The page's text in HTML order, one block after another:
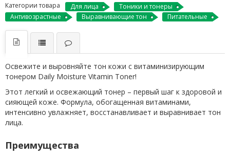
Категории товара Для лица
Тоники и тонеры
Антивозрастные
Выравнивающие тон Питательные
Освежите и выровняйте тон кожи с витаминизирующим
тонером Daily Moisture Vitamin Toner!
Этот легкий и освежающий тонер – первый шаг к здоровой и
сияющей коже. Формула, обогащенная витаминами,
интенсивно увлажняет, восстанавливает и выравнивает тон
лица.
Преимущества